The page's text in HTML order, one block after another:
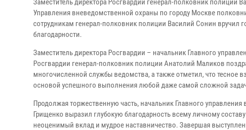
Заместитель директора Росгвардии генерал-полковник
Управления вневедомственной охраны по городу Москве
сотрудникам генерал-полковник полиции Василий Сонин вручил
благодарности.
Заместитель директора Росгвардии – начальник Главного
Росгвардии генерал-полковник полиции Анатолий Маликов
многочисленной службы ведомства, а также отметил, что тесное
основой успешного выполнения любой даже самой сложной
Продолжая торжественную часть, начальник Главного
Грищенко выразил глубокую благодарность всему личному
неоценимый вклад и мудрое наставничество. Завершая